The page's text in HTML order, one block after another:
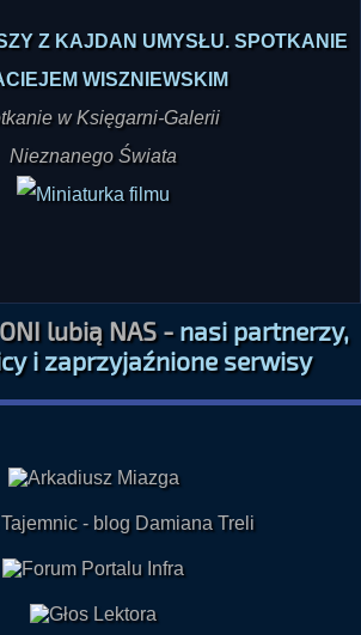
WISZNIEWSKIM
w Księgarni-Galerii
Nieznanego Świata
i zaprzyjaźnione serwisy